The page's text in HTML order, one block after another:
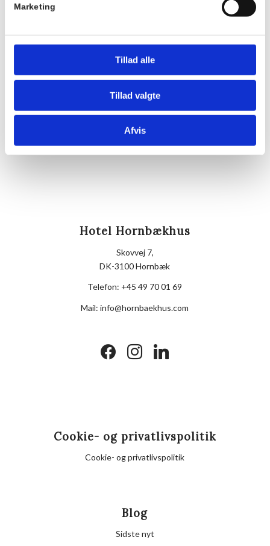
Marketing
Tillad alle
Tillad valgte
Afvis
Pris:
Sted
Skovvej 7
Telefon
Hotel Hornbækhus
Skovvej 7,
DK-3100 Hornbæk
Telefon: +45 49 70 01 69
Mail:info@hornbaekhus.com
facebookinstagramlinkedin
Cookie- og privatlivspolitik
Cookie- og privatlivspolitik
Blog
Sidste nyt